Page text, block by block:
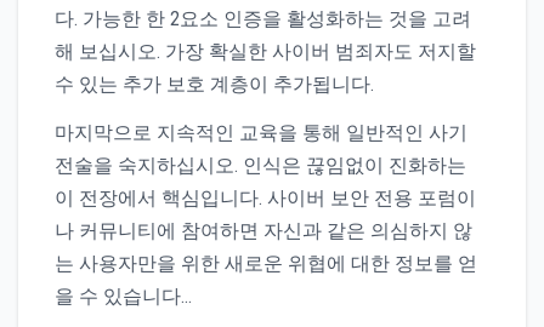
다. 가능한 한 2요소 인증을 활성화하는 것을 고려
해 보십시오. 가장 확실한 사이버 범죄자도 저지할
수 있는 추가 보호 계층이 추가됩니다.
마지막으로 지속적인 교육을 통해 일반적인 사기
전술을 숙지하십시오. 인식은 끊임없이 진화하는
이 전장에서 핵심입니다. 사이버 보안 전용 포럼이
나 커뮤니티에 참여하면 자신과 같은 의심하지 않
는 사용자만을 위한 새로운 위협에 대한 정보를 얻
을 수 있습니다…